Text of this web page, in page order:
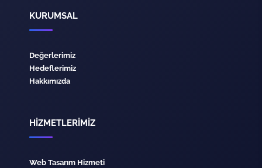
KURUMSAL
Değerlerimiz
Hedeflerimiz
Hakkımızda
HİZMETLERİMİZ
Web Tasarım Hizmeti